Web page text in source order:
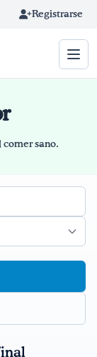
Registrarse
comer sano.